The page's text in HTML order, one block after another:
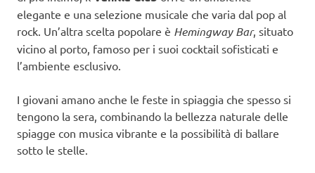
elegante e una selezione musicale che varia dal pop al
rock. Un’altra scelta popolare è Hemingway Bar, situato
vicino al porto, famoso per i suoi cocktail sofisticati e
l’ambiente esclusivo.
I giovani amano anche le feste in spiaggia che spesso si
tengono la sera, combinando la bellezza naturale delle
spiagge con musica vibrante e la possibilità di ballare
sotto le stelle.